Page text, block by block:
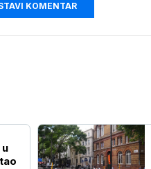
KOMENTAR